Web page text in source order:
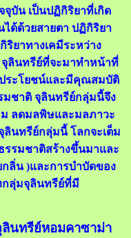
บัน เป็นปฏิกิริยาที่เกิด
ด้ด้วยสายตา ปฏิกิริยา
ยาทางเคมีระหว่าง
ลินทรีย์ที่จะมาทำหน้าที่
ระโยชน์และมีคุณสมบัติ
มชาติ จุลินทรีย์กลุ่มนี้จึง
ลดมลพิษและมลภาวะ
ลินทรีย์กลุ่มนี้ โลกจะเต็ม
รมชาติสร้างขึ้นมาและ
ลิ่น )และการบำบัดของ
กลุ่มจุลินทรีย์ที่มี
ลินทรีย์หอมคาซาม่า